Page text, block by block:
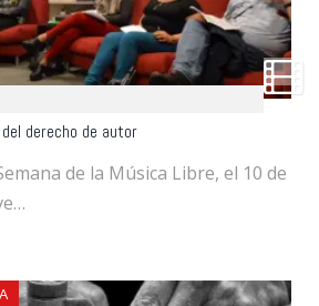
derecho de autor
de la Música Libre, el 10 de